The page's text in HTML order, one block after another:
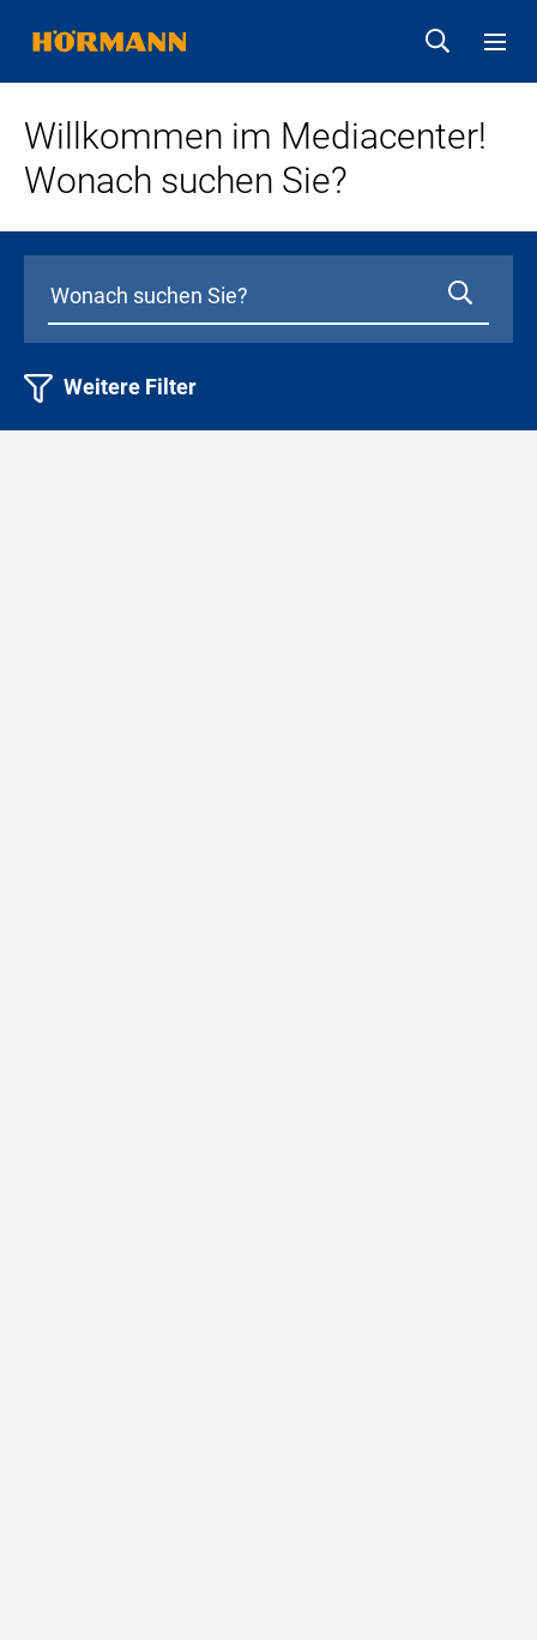
Willkommen im Mediacenter!
Wonach suchen Sie?
Weitere Filter